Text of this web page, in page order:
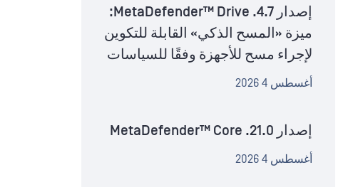
إصدار MetaDefender™ Drive .4.7:
ميزة «المسح الذكي» القابلة للتكوين
لإجراء مسح للأجهزة وفقًا للسياسات
أغسطس 4 2026
إصدار MetaDefender™ Core .21.0
أغسطس 4 2026